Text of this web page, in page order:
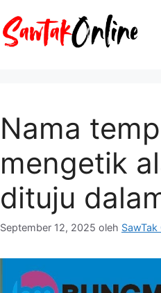
Nama
mengetik
dituju
September 12, 2025 oleh SawTak